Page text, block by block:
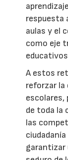
respuesta
aulas y el
como eje
A estos
reforzar la
de toda la
las
garantizar